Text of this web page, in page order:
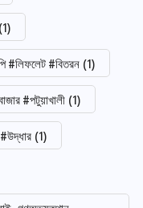
(1)
#লিফলেট #বিতরন (1)
#পটুয়াখালী (1)
(1)